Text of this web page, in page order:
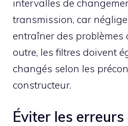
intervalles de
transmission, car
entraîner des problèmes
outre, les filtres doivent
changés selon les
constructeur.
Éviter les